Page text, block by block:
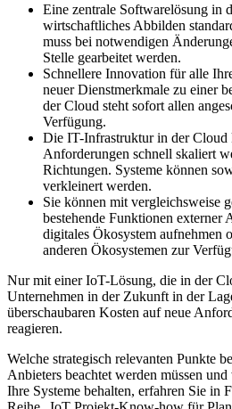
Eine zentrale Softwarelösung in
wirtschaftliches Abbilden
muss bei notwendigen
Stelle gearbeitet werden.
Schnellere Innovation für alle
neuer Dienstmerkmale zu einer
der Cloud steht sofort allen
Verfügung.
Die IT-Infrastruktur in der Cloud
Anforderungen schnell skaliert
Richtungen. Systeme können
verkleinert werden.
Sie können mit vergleichsweise
bestehende Funktionen externer
digitales Ökosystem aufnehmen
anderen Ökosystemen zur
Nur mit einer IoT-Lösung, die in der
Unternehmen in der Zukunft in der
überschaubaren Kosten auf neue
reagieren.
Welche strategisch relevanten Punkte
Anbieters beachtet werden müssen
Ihre Systeme behalten, erfahren Sie in